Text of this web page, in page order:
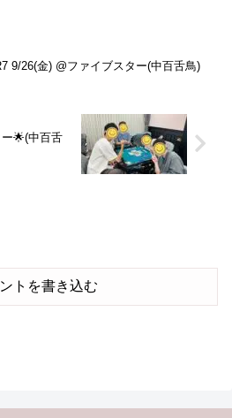
9/26(金) @ファイブスター(中百舌鳥)
🌟(中百舌
トを書き込む